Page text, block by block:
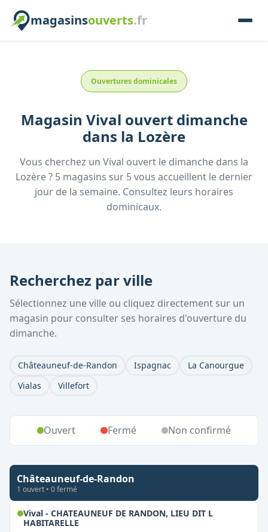
magasinsouverts.fr
Ouvertures dominicales
Magasin Vival ouvert dimanche
dans la Lozère
Vous cherchez un Vival ouvert le dimanche dans la
Lozère? 5 magasins sur 5vous accueillent le dernier
jour de la semaine. Consultez leurs horaires
dominicaux.
Recherchez par ville
Sélectionnez une ville ou cliquez directement sur un
magasin pour consulter ses horaires d'ouverture du
dimanche.
Châteauneuf-de-Randon Ispagnac
La Canourgue
Vialas
Villefort
Ouvert Fermé Non confirmé
Châteauneuf-de-Randon
1 ouvert • 0fermé
Vival - CHATEAUNEUF DE RANDON, LIEU DIT L
HABITARELLE,